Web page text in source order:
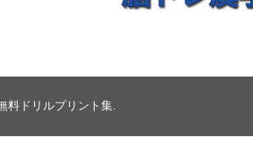
ドリルプリント集